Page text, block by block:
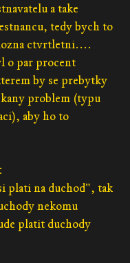
a take
tedy bych to
ctvrtletni....
o par procent
by se prebytky
problem (typu
aby ho to
plati na duchod", tak
nekomu
platit duchody